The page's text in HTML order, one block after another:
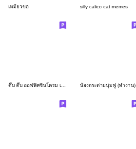
เหมียวขอ silly calico cat memes
ดึ๊บ ดึ๊บ ออฟฟิศซินโดรม เก้า น้องกระต่ายนุ่มฟู (ทำงาน)